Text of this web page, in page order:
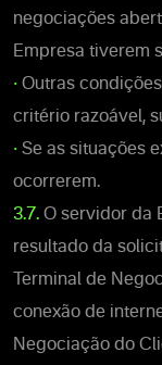
negociações
Empresa tiverem
• Outras
critério razoável,
• Se as situações
ocorrerem.
3.7. O servidor da
resultado da
Terminal de
conexão de
Negociação do